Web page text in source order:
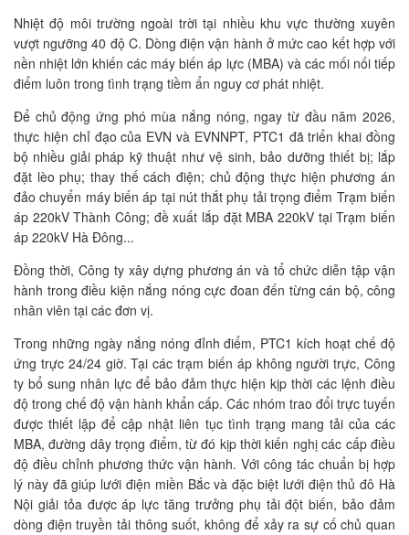
Nhiệt độ môi trường ngoài trời tại nhiều khu vực thường xuyên
vượt ngưỡng 40 độ C. Dòng điện vận hành ở mức cao kết hợp với
nền nhiệt lớn khiến các máy biến áp lực (MBA) và các mối nối tiếp
điểm luôn trong tình trạng tiềm ẩn nguy cơ phát nhiệt.
Để chủ động ứng phó mùa nắng nóng, ngay từ đầu năm 2026,
thực hiện chỉ đạo của EVN và EVNNPT, PTC1 đã triển khai đồng
bộ nhiều giải pháp kỹ thuật như vệ sinh, bảo dưỡng thiết bị; lắp
đặt lèo phụ; thay thế cách điện; chủ động thực hiện phương án
đảo chuyển máy biến áp tại nút thắt phụ tải trọng điểm Trạm biến
áp 220kV Thành Công; đề xuất lắp đặt MBA 220kV tại Trạm biến
áp 220kV Hà Đông...
Đồng thời, Công ty xây dựng phương án và tổ chức diễn tập vận
hành trong điều kiện nắng nóng cực đoan đến từng cán bộ, công
nhân viên tại các đơn vị.
Trong những ngày nắng nóng đỉnh điểm, PTC1 kích hoạt chế độ
ứng trực 24/24 giờ. Tại các trạm biến áp không người trực, Công
ty bổ sung nhân lực để bảo đảm thực hiện kịp thời các lệnh điều
độ trong chế độ vận hành khẩn cấp. Các nhóm trao đổi trực tuyến
được thiết lập để cập nhật liên tục tình trạng mang tải của các
MBA, đường dây trọng điểm, từ đó kịp thời kiến nghị các cấp điều
độ điều chỉnh phương thức vận hành. Với công tác chuẩn bị hợp
lý này đã giúp lưới điện miền Bắc và đặc biệt lưới điện thủ đô Hà
Nội giải tỏa được áp lực tăng trưởng phụ tải đột biến, bảo đảm
dòng điện truyền tải thông suốt, không để xảy ra sự cố chủ quan